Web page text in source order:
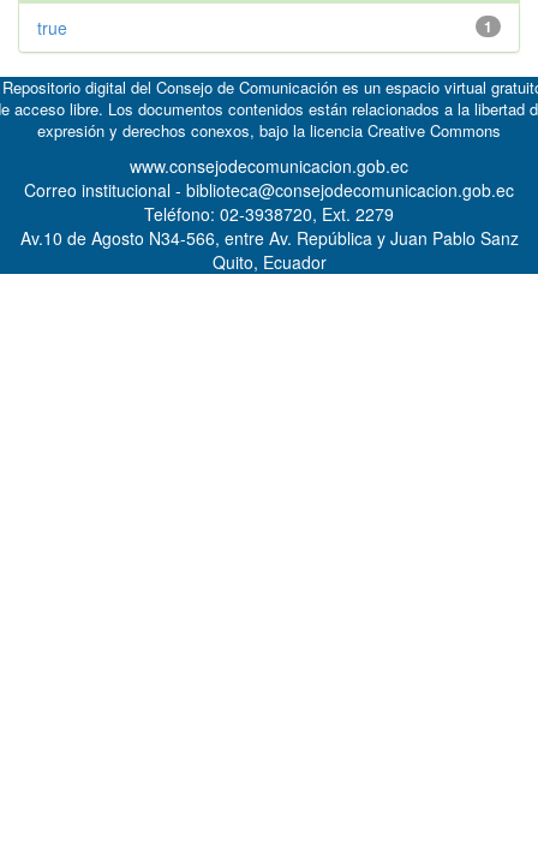
1
true
digital del Consejo de Comunicación es un espacio virtual
acceso libre. Los documentos contenidos están relacionados a la libertad
expresión y derechos conexos, bajo la licencia Creative Commons
www.consejodecomunicacion.gob.ec
Correo institucional - biblioteca@consejodecomunicacion.gob.ec
Teléfono: 02-3938720, Ext. 2279
Av.10 de Agosto N34-566, entre Av. República y Juan Pablo Sanz
Quito, Ecuador